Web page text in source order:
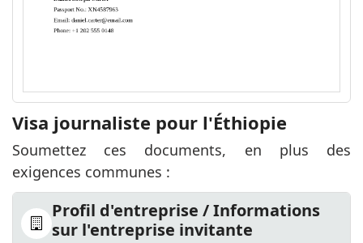
Visa journaliste pour l'Éthiopie
Soumettez ces documents, en plus des
exigences communes :
Profil d'entreprise / Informations
sur l'entreprise invitante